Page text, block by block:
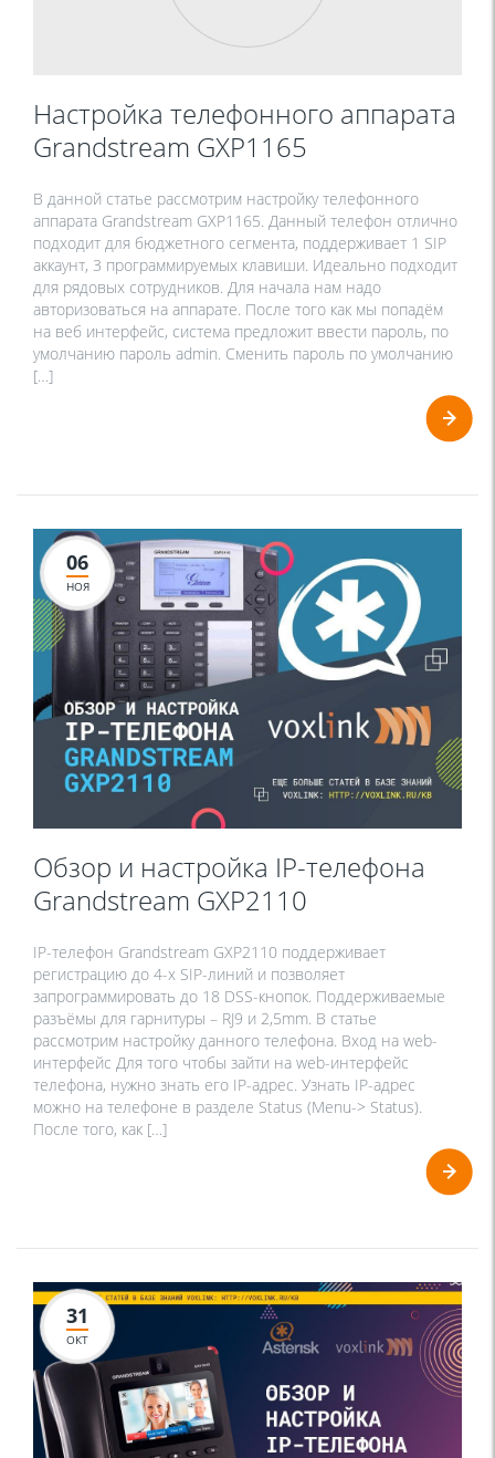
Настройка телефонного аппарата
Grandstream GXP1165
В данной статье рассмотрим настройку телефонного
аппарата Grandstream GXP1165. Данный телефон отлично
подходит для бюджетного сегмента, поддерживает 1 SIP
аккаунт, 3 программируемых клавиши. Идеально подходит
для рядовых сотрудников. Для начала нам надо
авторизоваться на аппарате. После того как мы попадём
на веб интерфейс, система предложит ввести пароль, по
умолчанию пароль admin. Сменить пароль по умолчанию
[…]
06
НОЯ
Обзор и настройка IP-телефона
Grandstream GXP2110
IP-телефон Grandstream GXP2110 поддерживает
регистрацию до 4-х SIP-линий и позволяет
запрограммировать до 18 DSS-кнопок. Поддерживаемые
разъёмы для гарнитуры – RJ9 и 2,5mm. В статье
рассмотрим настройку данного телефона. Вход на web-
интерфейс Для того чтобы зайти на web-интерфейс
телефона, нужно знать его IP-адрес. Узнать IP-адрес
можно на телефоне в разделе Status (Menu-> Status).
После того, как […]
31
ОКТ